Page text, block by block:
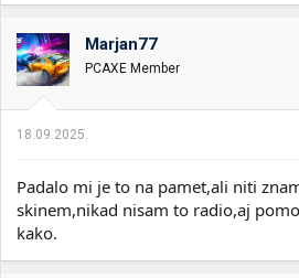
Marjan77
PCAXE Member
18.09.2025.
Padalo mi je to na pamet,ali niti
skinem,nikad nisam to radio,aj
kako.